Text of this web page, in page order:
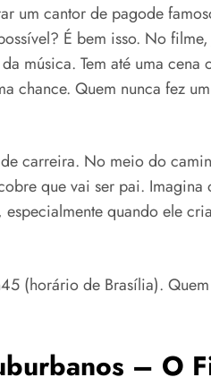
um cantor de pagode
É bem isso. No
música. Tem até uma
chance. Quem nunca fez
carreira. No meio do
que vai ser pai. Imagina
quando ele
(horário de Brasília).
– O